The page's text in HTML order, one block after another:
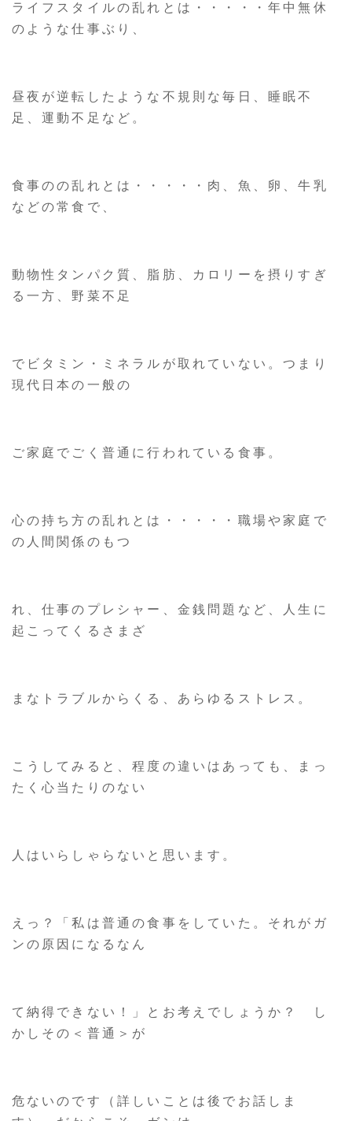
ライフスタイルの乱れとは・・・・・年中無休
のような仕事ぶり、
昼夜が逆転したような不規則な毎日、睡眠不
足、運動不足など。
食事のの乱れとは・・・・・肉、魚、卵、牛乳
などの常食で、
動物性タンパク質、脂肪、カロリーを摂りすぎ
る一方、野菜不足
でビタミン・ミネラルが取れていない。つまり
現代日本の一般の
ご家庭でごく普通に行われている食事。
心の持ち方の乱れとは・・・・・職場や家庭で
の人間関係のもつ
れ、仕事のプレシャー、金銭問題など、人生に
起こってくるさまざ
まなトラブルからくる、あらゆるストレス。
こうしてみると、程度の違いはあっても、まっ
たく心当たりのない
人はいらしゃらないと思います。
えっ？「私は普通の食事をしていた。それがガ
ンの原因になるなん
て納得できない！」とお考えでしょうか？ し
かしその＜普通＞が
危ないのです（詳しいことは後でお話しま